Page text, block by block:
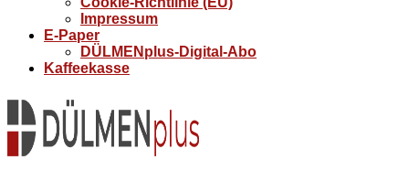
Impressum
E-Paper
DÜLMENplus-Digital-Abo
Kaffeekasse